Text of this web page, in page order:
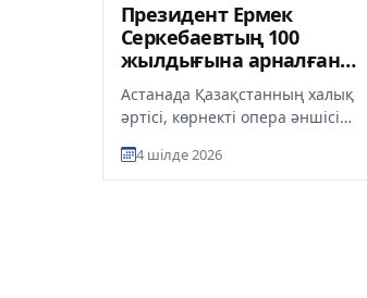
Президент Ермек
Серкебаевтың 100
жылдығына арналған
мерейтойлық кешке
қатысушыларды
құттықтады
Астанада Қазақстанның халық
әртісі, көрнекті опера әншісі
100 жыл толуына арналған «Ғас...
4 шілде 2026